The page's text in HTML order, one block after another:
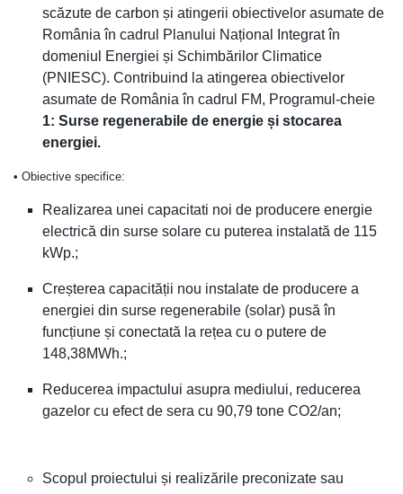
scăzute de carbon și atingerii obiectivelor asumate de
România în cadrul Planului Național Integrat în
domeniul Energiei și Schimbărilor Climatice
(PNIESC). Contribuind la atingerea obiectivelor
asumate de România în cadrul FM, Programul-cheie
1: Surse regenerabile de energie și stocarea
energiei.
• Obiective specifice:
Realizarea unei capacitati noi de producere energie
electrică din surse solare cu puterea instalată de 115
kWp.;
Creșterea capacității nou instalate de producere a
energiei din surse regenerabile (solar) pusă în
funcțiune și conectată la rețea cu o putere de
148,38MWh.;
Reducerea impactului asupra mediului, reducerea
gazelor cu efect de sera cu 90,79 tone CO2/an;
Scopul proiectului și realizările preconizate sau